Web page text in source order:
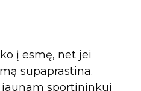
į esmę, net jei
supaprastina.
sportininkui